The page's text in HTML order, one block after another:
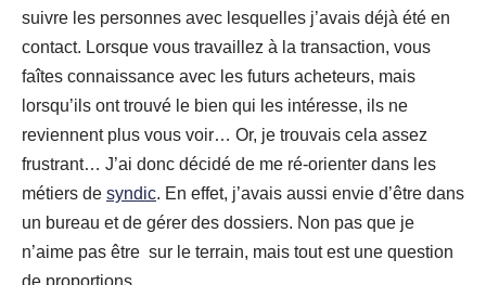
suivre les personnes avec lesquelles j’avais déjà été en
contact. Lorsque vous travaillez à la transaction, vous
faîtes connaissance avec les futurs acheteurs, mais
lorsqu’ils ont trouvé le bien qui les intéresse, ils ne
reviennent plus vous voir… Or, je trouvais cela assez
frustrant… J’ai donc décidé de me ré-orienter dans les
métiers de syndic. En effet, j’avais aussi envie d’être dans
un bureau et de gérer des dossiers. Non pas que je
n’aime pas être sur le terrain, mais tout est une question